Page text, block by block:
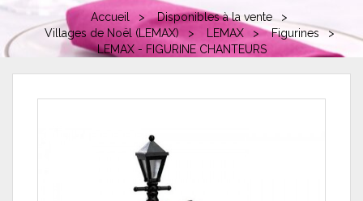
Accueil
Disponibles à la vente
Villages de Noël (LEMAX)
LEMAX
Figurines
LEMAX - FIGURINE CHANTEURS